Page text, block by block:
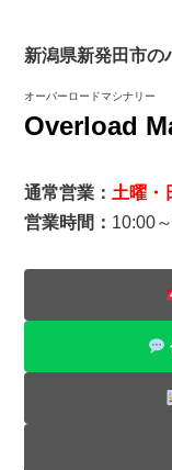
新潟県新発田市の
オーバーロードマシナリー
Overload
通常営業： 土曜・
営業時間： 10:00